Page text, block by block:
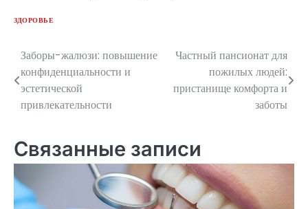
ЗДОРОВЬЕ
Навигация
по
записям
Заборы-жалюзи: повышение
конфиденциальности и
эстетической
привлекательности
Частный пансионат для
пожилых людей:
пристанище комфорта и
заботы
Связанные записи